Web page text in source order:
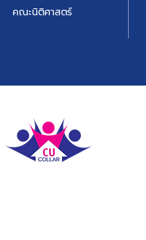
คณะนิติศาสตร์